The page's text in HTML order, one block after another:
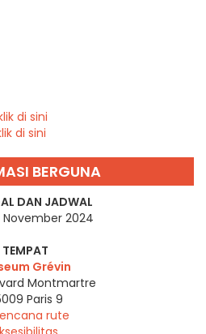
di sini
di sini
BERGUNA
DAN JADWAL
November 2024
TEMPAT
Grévin
Montmartre
Paris 9
rute